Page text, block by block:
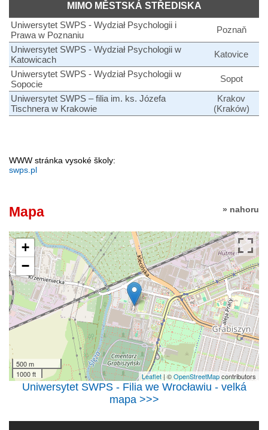
MIMO MĚSTSKÁ STŘEDISKA
Uniwersytet SWPS - Wydział Psychologii i
Prawa w Poznaniu
Poznaň
Uniwersytet SWPS - Wydział Psychologii w
Katowicach
Katovice
Uniwersytet SWPS - Wydział Psychologii w
Sopocie
Sopot
Uniwersytet SWPS – filia im. ks. Józefa
Tischnera w Krakowie
Krakov
(Kraków)
WWW stránka vysoké školy:
swps.pl
» nahoru
Mapa
+
−
500 m
1000 ft
Leaflet| ©OpenStreetMapcontributors
Uniwersytet SWPS - Filia we Wrocławiu - velká
mapa >>>